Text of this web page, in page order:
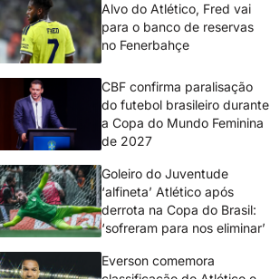
Alvo do Atlético, Fred vai
para o banco de reservas
no Fenerbahçe
CBF confirma paralisação
do futebol brasileiro durante
a Copa do Mundo Feminina
de 2027
Goleiro do Juventude
‘alfineta’ Atlético após
derrota na Copa do Brasil:
‘sofreram para nos eliminar’
Everson comemora